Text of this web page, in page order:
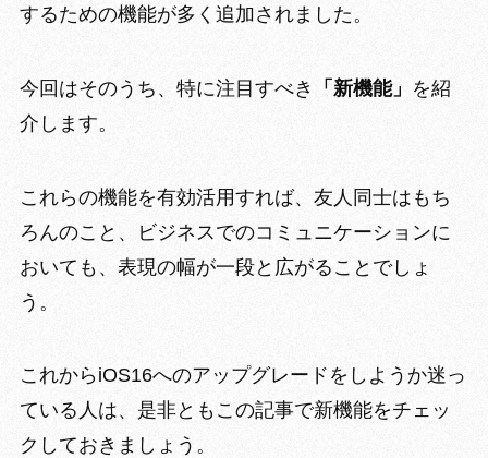
するための機能が多く追加されました。
今回はそのうち、特に注目すべき 「新機能」 を紹
介します。
これらの機能を有効活用すれば、友人同士はもち
ろんのこと、ビジネスでのコミュニケーションに
おいても、表現の幅が一段と広がる ことでしょ
う。
これからiOS16へのアップグレードをしようか迷っ
ている人は、是非ともこの記事で新機能をチェッ
クしておきましょう。